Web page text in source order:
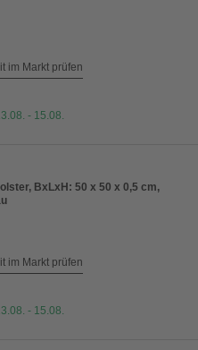
im Markt prüfen
- 15.08.
BxLxH: 50 x 50 x 0,5 cm,
im Markt prüfen
- 15.08.